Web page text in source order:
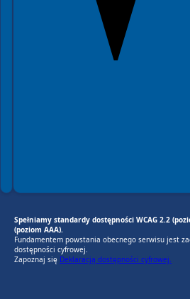
Spełniamy standardy dostępności WCAG 2.2
(poziom AAA).
Fundamentem powstania obecnego serwisu jest
dostępności cyfrowej.
Zapoznaj się Deklaracją dostępności cyfrowej.